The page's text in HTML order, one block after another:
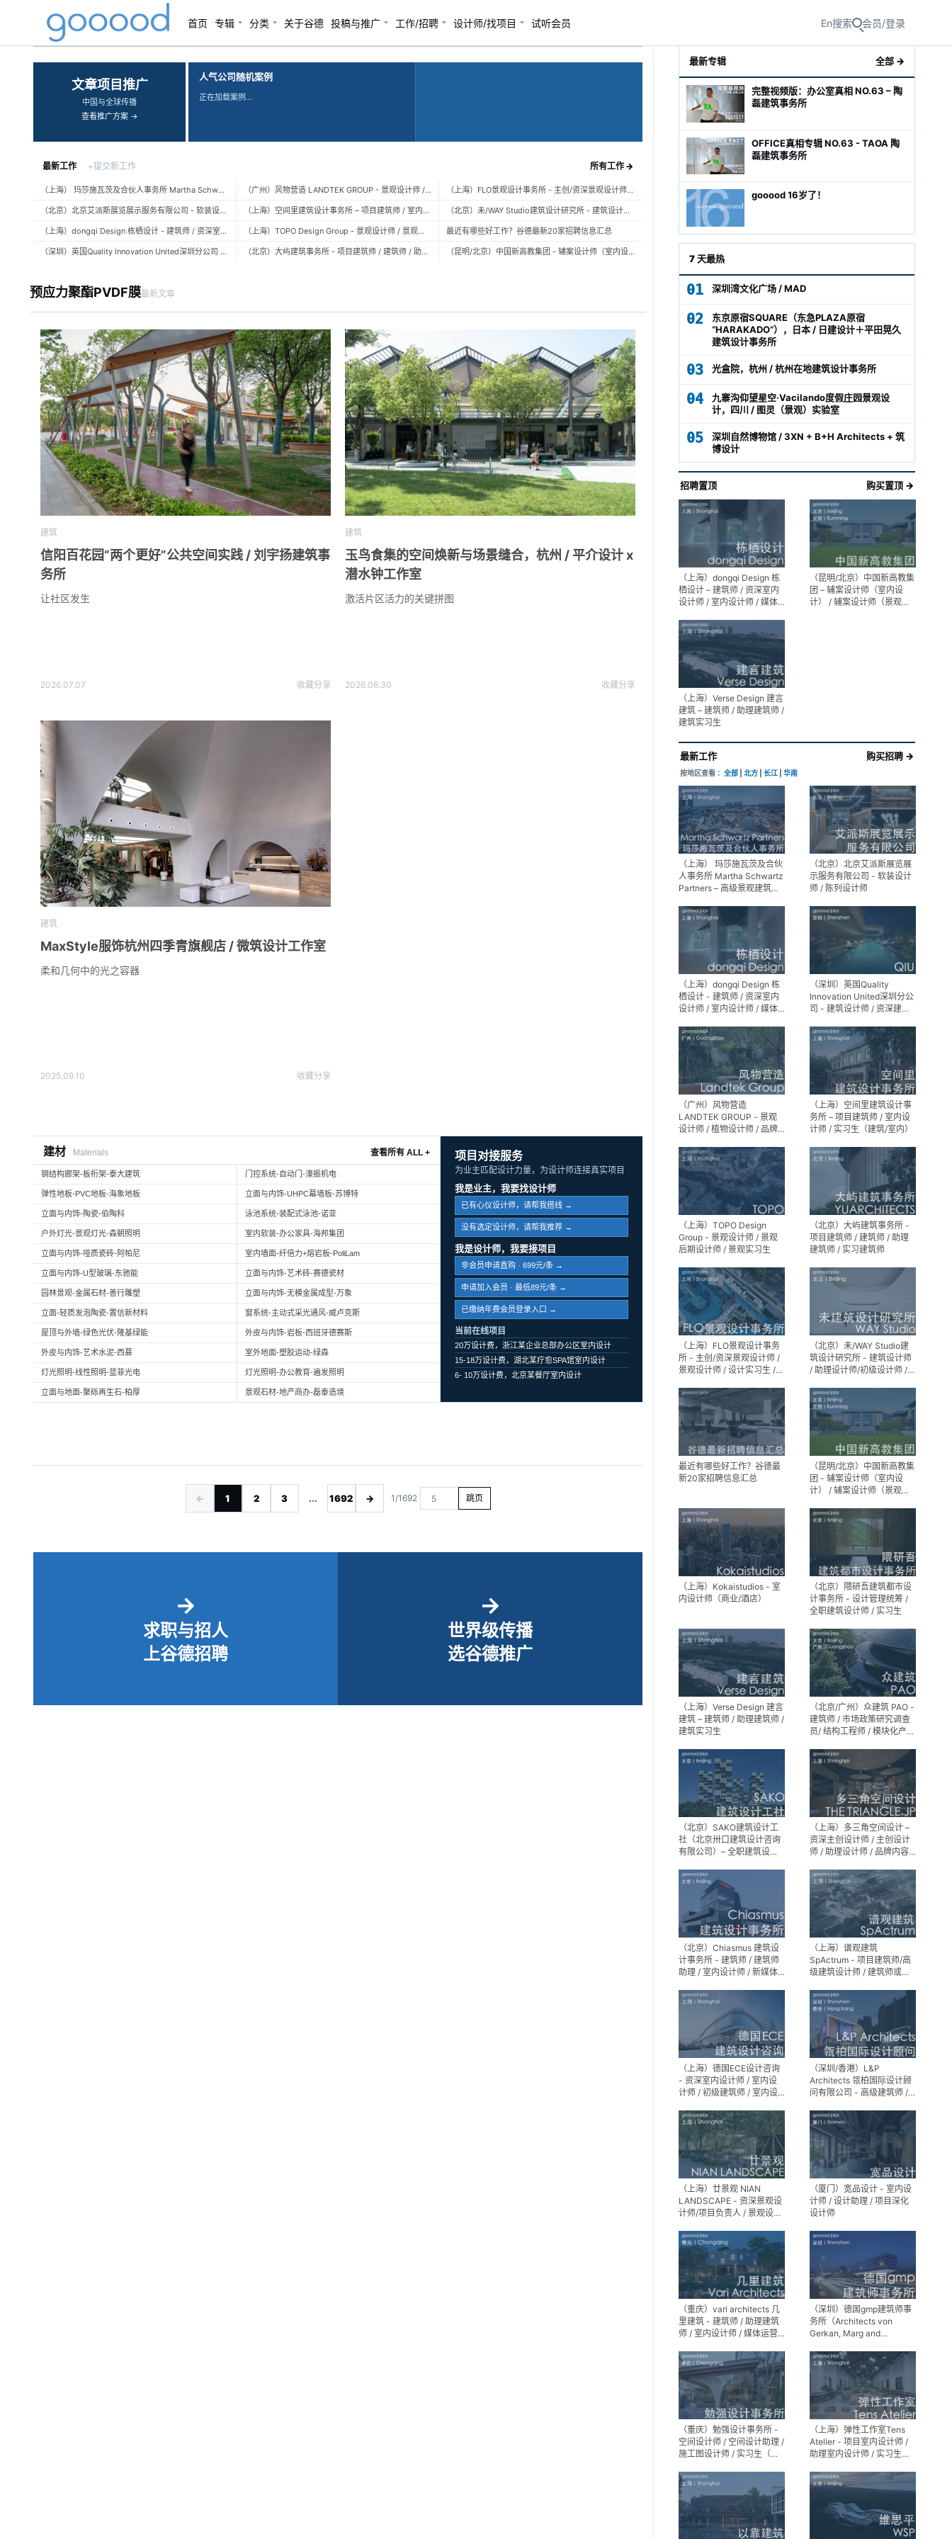
首页 专辑 分类 关于谷德 投稿与推广 工作/招聘 设计师/找项目 试听会员 En搜索 会员/登录
‹ ›
文章项目推广
中国与全球传播
查看推广方案 →
人气公司随机案例
正在加载案例…
最新工作 +提交新工作 所有工作 →
（上海） 玛莎施瓦茨及合伙人事务所 Martha Schwartz Partners – 高级景观建筑师 Senior Landscape Designer / 景观建筑师 Landscape Designer
（北京）北京艾派斯展览展示服务有限公司 - 软装设计师 / 陈列设计师
（上海）dongqi Design 栋栖设计 - 建筑师 / 资深室内设计师 / 室内设计师 / 媒体及公共关系主管 / 设计实习生（常年招聘）
（深圳）英国Quality Innovation United深圳分公司 - 建筑设计师 / 资深建筑设计师 / 室内设计师 / 设计实习生
（广州）风物营造 LANDTEK GROUP - 景观设计师 / 植物设计师 / 品牌运营 / 实习生
（上海）空间里建筑设计事务所 – 项目建筑师 / 室内设计师 / 实习生（建筑/室内）
（上海）TOPO Design Group - 景观设计师 / 景观后期设计师 / 景观实习生
（北京）大屿建筑事务所 - 项目建筑师 / 建筑师 / 助理建筑师 / 实习建筑师
（上海）FLO景观设计事务所 - 主创/资深景观设计师 / 景观设计师 / 设计实习生 / 商务行政助理 / 助理施工图设计师
（北京）未/WAY Studio建筑设计研究所 - 建筑设计师 / 助理设计师/初级设计师 / 实习生 / 办公室行政与商务助理
最近有哪些好工作？谷德最新20家招聘信息汇总
（昆明/北京）中国新高教集团 - 辅案设计师（室内设计） / 辅案设计师（景观设计）/ 生活空间组长/教学空间组长 / 平面设计高级经理 / 展陈设计高级经理
预应力聚酯PVDF膜最新文章
建筑
信阳百花园“两个更好”公共空间实践 / 刘宇扬建筑事
务所
让社区发生
2026.07.07 收藏分享
建筑
玉鸟食集的空间焕新与场景缝合，杭州 / 平介设计 x
潜水钟工作室
激活片区活力的关键拼图
2026.06.30 收藏分享
建筑
MaxStyle服饰杭州四季青旗舰店 / 微筑设计工作室
柔和几何中的光之容器
2025.09.10 收藏分享
建材 Materials 查看所有 ALL +
钢结构廊架-板桁架-泰大建筑 门控系统-自动门-濠振机电
弹性地板-PVC地板-海象地板 立面与内饰-UHPC幕墙板-苏博特
立面与内饰-陶瓷-伯陶科 泳池系统-装配式泳池-诺亚
户外灯光-景观灯光-森朝照明 室内软装-办公家具-海邦集团
立面与内饰-哑质瓷砖-阿帕尼 室内墙面-纤倍力+熔岩板-PoliLam
立面与内饰-U型玻璃-东驰能 立面与内饰-艺术砖-赛德瓷材
园林景观-金属石材-善行雕塑 立面与内饰-无模金属成型-万象
立面-轻质发泡陶瓷-置信新材料 窗系统-主动式采光通风-威卢克斯
屋顶与外墙-绿色光伏-隆基绿能 外皮与内饰-岩板-西班牙德赛斯
外皮与内饰-艺术水泥-西慕 室外地面-塑胶运动-绿森
灯光照明-线性照明-蓝菲光电 灯光照明-办公教育-遍发照明
立面与地面-聚砾再生石-柏厚 景观石材-地产商办-磊泰造境
项目对接服务
为业主匹配设计力量，为设计师连接真实项目
我是业主，我要找设计师
已有心仪设计师，请帮我搭线 →
没有选定设计师，请帮我推荐 →
我是设计师，我要接项目
非会员申请直购 · 699元/条 →
申请加入会员 · 最低89元/条 →
已缴纳年费会员登录入口 →
当前在线项目
20万设计费，浙江某企业总部办公区室内设计
15-18万设计费，湖北某疗愈SPA馆室内设计
6- 10万设计费，北京某餐厅室内设计
← 1 2 3 ... 1692 → 1/1692 跳页
→
求职与招人
上谷德招聘
→
世界级传播
选谷德推广
最新专辑 全部 →
完整视频版：办公室真相 NO.63 – 陶
磊建筑事务所
OFFICE真相专辑 NO.63 - TAOA 陶
磊建筑事务所
gooood 16岁了！
7 天最热
01 深圳湾文化广场 / MAD
02
东京原宿SQUARE（东急PLAZA原宿
“HARAKADO”），日本 / 日建设计＋平田晃久
建筑设计事务所
03 光盒院，杭州 / 杭州在地建筑设计事务所
04
九寨沟仰望星空·Vacilando度假庄园景观设
计，四川 / 图灵（景观）实验室
05
深圳自然博物馆 / 3XN + B+H Architects + 筑
博设计
招聘置顶 购买置顶 →
（上海）dongqi Design 栋
栖设计 – 建筑师 / 资深室内
设计师 / 室内设计师 / 媒体
生（常年招聘）
（昆明/北京）中国新高教集
团 – 辅案设计师（室内设
计） / 辅案设计师（景观设
（上海）Verse Design 建言
建筑 – 建筑师 / 助理建筑师 /
建筑实习生
最新工作 购买招聘 →
按地区查看 ： 全部 北方 长江 华南
（上海） 玛莎施瓦茨及合伙
人事务所 Martha Schwartz
Partners – 高级景观建筑师
Designer / 景观建筑师
Landscape Designer
（北京）北京艾派斯展览展
示服务有限公司 - 软装设计
师 / 陈列设计师
（上海）dongqi Design 栋
栖设计 - 建筑师 / 资深室内
设计师 / 室内设计师 / 媒体
生（常年招聘）
（深圳）英国Quality
Innovation United深圳分公
司 - 建筑设计师 / 资深建筑
实习生
（广州）风物营造
LANDTEK GROUP - 景观
设计师 / 植物设计师 / 品牌
（上海）空间里建筑设计事
务所 – 项目建筑师 / 室内设
计师 / 实习生（建筑/室内）
（上海）TOPO Design
Group - 景观设计师 / 景观
后期设计师 / 景观实习生
（北京）大屿建筑事务所 -
项目建筑师 / 建筑师 / 助理
建筑师 / 实习建筑师
（上海）FLO景观设计事务
所 - 主创/资深景观设计师 /
景观设计师 / 设计实习生 /
设计师
（北京）未/WAY Studio建
筑设计研究所 - 建筑设计师
/ 助理设计师/初级设计师 /
助理
最近有哪些好工作？谷德最
新20家招聘信息汇总
（昆明/北京）中国新高教集
团 - 辅案设计师（室内设
计） / 辅案设计师（景观设
间组长 / 平面设计高级经理 /
展陈设计高级经理
（上海）Kokaistudios - 室
内设计师（商业/酒店）
（北京）隈研吾建筑都市设
计事务所 - 设计管理统筹 /
全职建筑设计师 / 实习生
（上海）Verse Design 建言
建筑 – 建筑师 / 助理建筑师 /
建筑实习生
（北京/广州）众建筑 PAO -
建筑师 / 市场政策研究调查
员/ 结构工程师 / 模块化产品
师 / 机电工程师 / 实习生
（北京）SAKO建筑设计工
社（北京卅口建筑设计咨询
有限公司）– 全职建筑设计
（上海）多三角空间设计 –
资深主创设计师 / 主创设计
师 / 助理设计师 / 品牌内容
（北京）Chiasmus 建筑设
计事务所 - 建筑师 / 建筑师
助理 / 室内设计师 / 新媒体
（上海）谱观建筑
SpActrum - 项目建筑师/高
级建筑设计师 / 建筑师或助
媒体助理 / 实习生（建筑设
计/媒体，长期有效）
（上海）德国ECE设计咨询
- 资深室内设计师 / 室内设
计师 / 初级建筑师 / 室内设
习生
（深圳/香港）L&P
Architects 瓴柏国际设计顾
问有限公司 - 高级建筑师 /
精装设计师
（上海）廿景观 NIAN
LANDSCAPE - 资深景观设
计师/项目负责人 / 景观设计
（厦门）宽品设计 - 室内设
计师 / 设计助理 / 项目深化
设计师
（重庆）vari architects 几
里建筑 - 建筑师 / 助理建筑
师 / 室内设计师 / 媒体运营
（深圳）德国gmp建筑师事
务所（Architects von
Gerkan, Marg and
（重庆）勉强设计事务所 -
空间设计师 / 空间设计助理 /
施工图设计师 / 实习生（长
（上海）弹性工作室Tens
Atelier - 项目室内设计师 /
助理室内设计师 / 实习生